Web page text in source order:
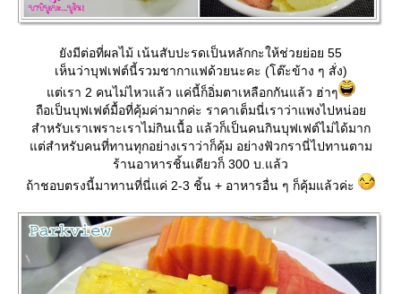
ังมีต่อที่ผลไม้ เน้นสับปะรดเป็นหลักกะให้ช่วยย่อย 55
เห็นว่าบุฟเฟต์นี้รวมชากาแฟด้วยนะคะ (โต๊ะข้าง ๆ สั่ง)
ต่เรา 2 คนไม่ไหวแล้ว แค่นี้ก็อิ่มตาเหลือกกันแล้ว ฮ่าๆ
ถือเป็นบุฟเฟต์มื้อที่คุ้มค่ามากค่ะ ราคาเต็มนี่เราว่าแพงไปหน่อ
สำหรับเราเพราะเราไม่กินเนื้อ แล้วก็เป็นคนกินบุฟเฟต์ไม่ได้มาก
ต่สำหรับคนที่ทานทุกอย่างเราว่าก็คุ้ม อย่างฟัวกรานี่ไปทานตาม
ร้านอาหารชิ้นเดียวก็ 300 บ.แล้ว
ถ้าชอบตรงนี้มาทานที่นี่แค่ 2-3 ชิ้น + อาหารอื่น ๆ ก็คุ้มแล้วค่ะ